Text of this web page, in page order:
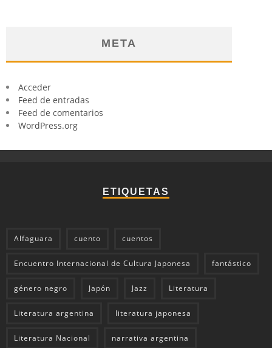
META
Acceder
Feed de entradas
Feed de comentarios
WordPress.org
ETIQUETAS
Alfaguara cuento cuentos
Encuentro Internacional de Cultura Japonesa fantástico
género negro Japón Jazz Literatura
Literatura argentina literatura japonesa
Literatura Nacional narrativa argentina